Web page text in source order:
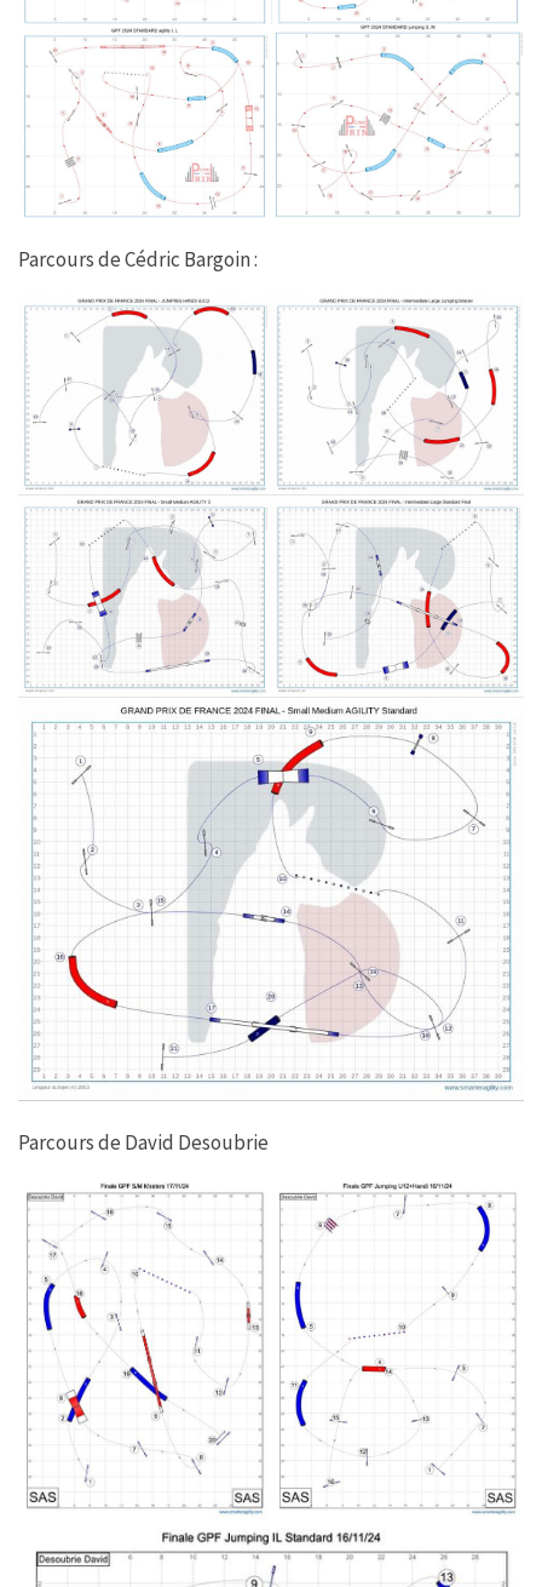
Parcours de Cédric Bargoin :
Parcours de David Desoubrie